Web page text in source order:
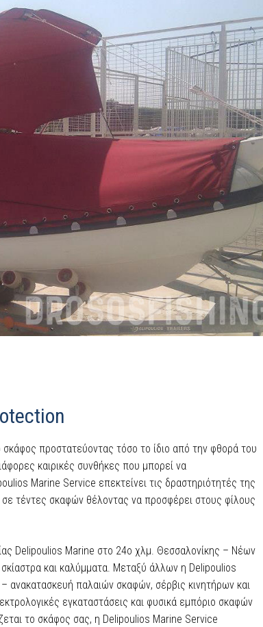
προστατεύοντας τόσο το ίδιο από την φθορά του
καιρικές συνθήκες που μπορεί να
Marine Service επεκτείνει τις δραστηριότητές της
τέντες σκαφών θέλοντας να προσφέρει στους φίλους
Delipoulios Marine στο 24ο χλμ. Θεσσαλονίκης – Νέων
και καλύμματα. Μεταξύ άλλων η Delipoulios
ανακατασκευή παλαιών σκαφών, σέρβις κινητήρων και
εγκαταστάσεις και φυσικά εμπόριο σκαφών
το σκάφος σας, η Delipoulios Marine Service